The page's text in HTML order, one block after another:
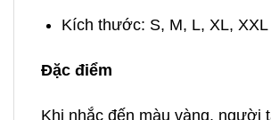
Kích thước: S, M, L, XL, XXL
Đặc điểm
Khi nhắc đến màu vàng, người